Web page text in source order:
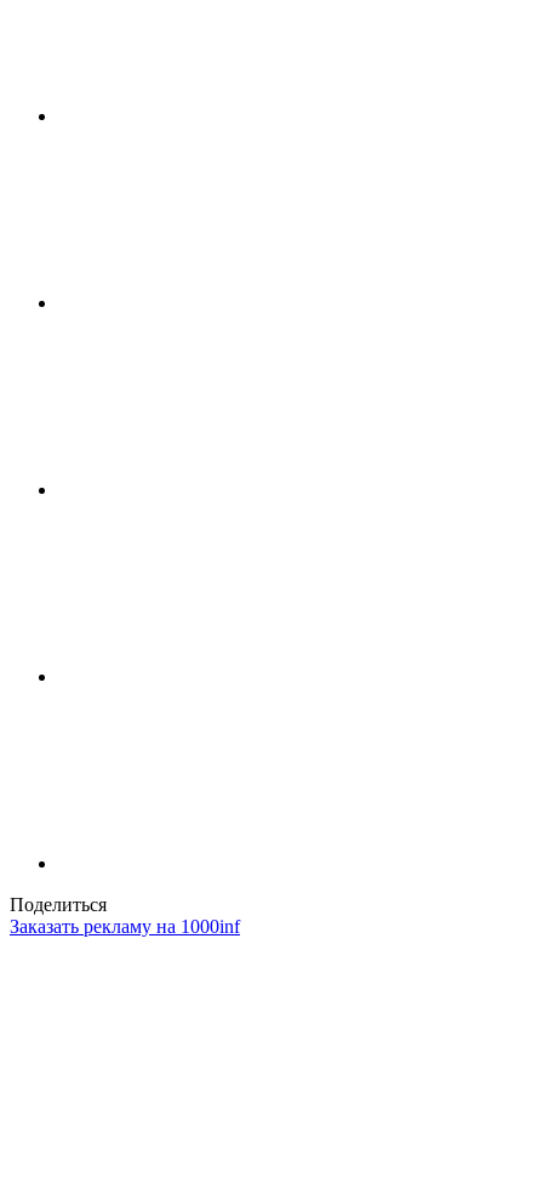
Поделиться
Заказать рекламу на 1000inf